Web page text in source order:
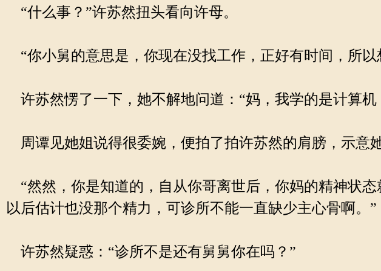
“什么事？”许苏然扭头看向许母。
“你小舅的意思是，你现在没找工作，正好有时间，所
许苏然愣了一下，她不解地问道：“妈，我学的是计算
周谭见她姐说得很委婉，便拍了拍许苏然的肩膀，示意
“然然，你是知道的，自从你哥离世后，你妈的精神状
以后估计也没那个精力，可诊所不能一直缺少主心骨啊。”
许苏然疑惑：“诊所不是还有舅舅你在吗？”